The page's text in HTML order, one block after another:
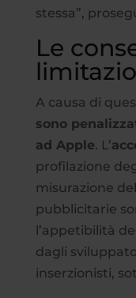
stessa”,
Le
A causa di
sono
ad Apple. L’
profilazione
misurazione
pubblicitarie
l’appetibilità
dagli
inserzionisti,